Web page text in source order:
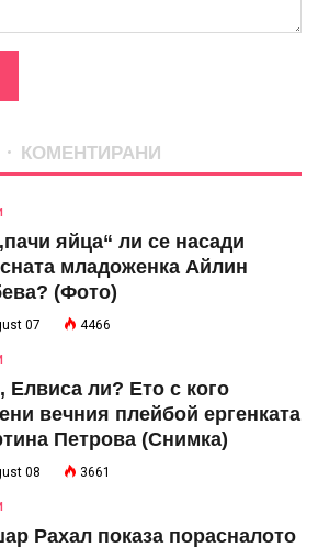
КОМЕНТИРАНИ
яйца“ ли се насади
младоженка Айлин
(Фото)
07 4466
Елвиса ли? Ето с кого
вечния плейбой ергенката
Петрова (Снимка)
08 3661
Рахал показа порасналото